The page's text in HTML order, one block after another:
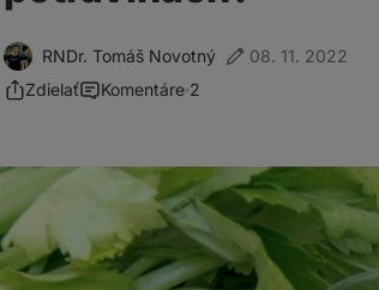
RNDr. Tomáš Novotný
08. 11. 2022
Zdielať
Komentáre 2